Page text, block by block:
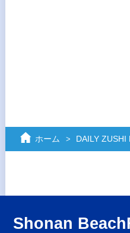
ホーム DAILY ZUSHI
Shonan